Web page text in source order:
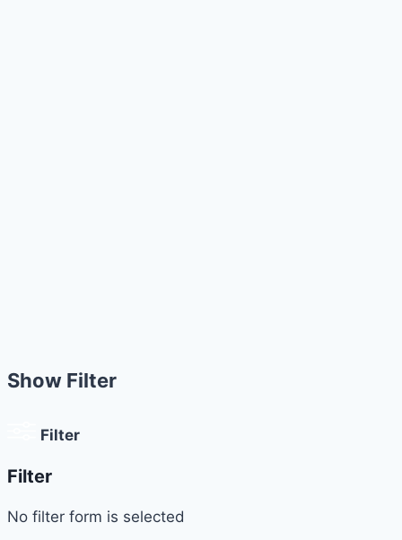
Show Filter
Filter
Filter
No filter form is selected